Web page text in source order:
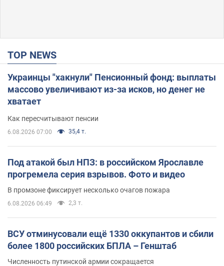
TOP NEWS
Украинцы "хакнули" Пенсионный фонд: выплаты
массово увеличивают из-за исков, но денег не
хватает
Как пересчитывают пенсии
6.08.2026 07:00 35,4 т.
Под атакой был НПЗ: в российском Ярославле
прогремела серия взрывов. Фото и видео
В промзоне фиксирует несколько очагов пожара
6.08.2026 06:49 2,3 т.
ВСУ отминусовали ещё 1330 оккупантов и сбили
более 1800 российских БПЛА – Генштаб
Численность путинской армии сокращается